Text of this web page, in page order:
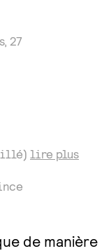
27
lire plus
de manière